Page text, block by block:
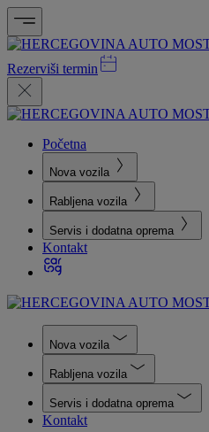
Rezerviši termin
Početna
Nova vozila
Rabljena vozila
Servis i dodatna oprema
Kontakt
Nova vozila
Rabljena vozila
Servis i dodatna oprema
Kontakt